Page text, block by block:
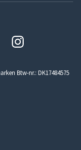
Btw-nr.: DK17484575